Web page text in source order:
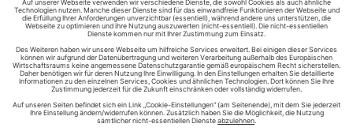
Ihren RSS-Feed veröffentlichen
RSS-Verzeichnis.de © 2003-2026
Impressum
Kontakt
Datenschutzinformation